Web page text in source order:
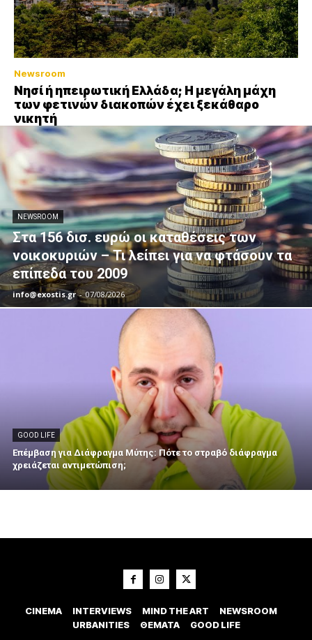
Newsroom
Νησί ή ηπειρωτική Ελλάδα; Η μεγάλη μάχη
των φετινών διακοπών έχει ξεκάθαρο
νικητή
NEWSROOM
Στα 156 δισ. ευρώ οι καταθέσεις των
νοικοκυριών – Τι λείπει για να φτάσουν τα
επίπεδα του 2009
info@exostis.gr - 07/08/2026
GOOD LIFE
Επέμβαση για Διάφραγμα Μύτης: Πότε το στραβό διάφραγμα
χρειάζεται αντιμετώπιση;
CINEMA INTERVIEWS MIND THE ART
NEWSROOM
URBANITIES
ΘΕΜΑΤΑ GOOD LIFE